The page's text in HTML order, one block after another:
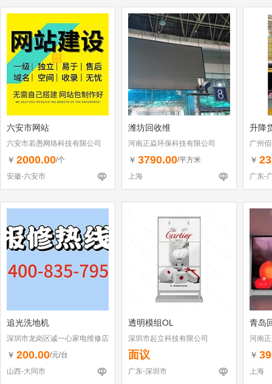
六安市网站
六安市若愚网络科技有限公司
￥ 2000.00/个
安徽-六安市
潍坊回收维
河南正焱环保科技有限公司
￥ 3790.00/平方米
上海
升降
广州
￥
广东-
追光洗地机
深圳市龙岗区诚一心家电维修店
（个体工商户）
￥ 200.00/元/台
山西-大同市
透明模组OL
深圳市起立科技有限公司
面议
广东-深圳市
青岛
河南
￥
上海